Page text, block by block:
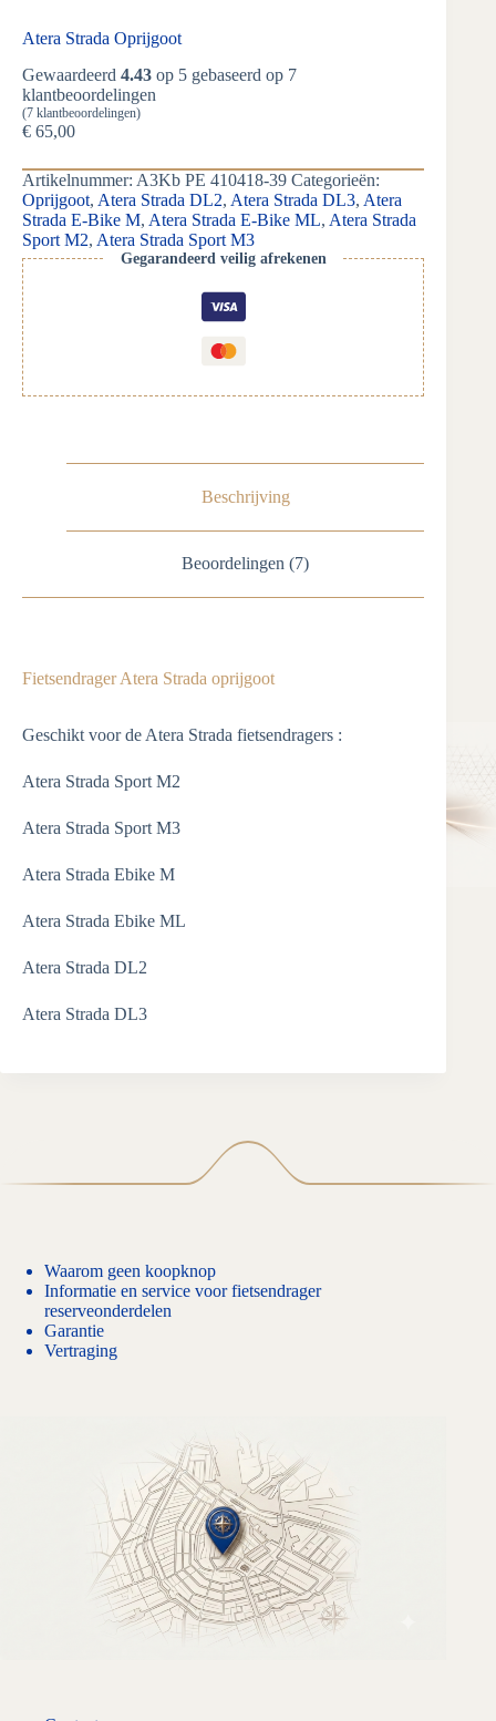
Atera Strada Oprijgoot
Gewaardeerd 4.43 op 5 gebaseerd op 7
klantbeoordelingen
(7 klantbeoordelingen)
€ 65,00
Artikelnummer: A3Kb PE 410418-39 Categorieën:
Oprijgoot, Atera Strada DL2, Atera Strada DL3, Atera
Strada E-Bike M, Atera Strada E-Bike ML, Atera Strada
Sport M2, Atera Strada Sport M3
Gegarandeerd veilig afrekenen
Beschrijving
Beoordelingen (7)
Fietsendrager Atera Strada oprijgoot
Geschikt voor de Atera Strada fietsendragers :
Atera Strada Sport M2
Atera Strada Sport M3
Atera Strada Ebike M
Atera Strada Ebike ML
Atera Strada DL2
Atera Strada DL3
Waarom geen koopknop
Informatie en service voor fietsendrager
reserveonderdelen
Garantie
Vertraging